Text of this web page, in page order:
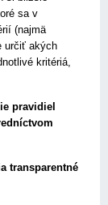
sa v
(najmä
určiť akých
kritériá,
pravidiel
transparentné